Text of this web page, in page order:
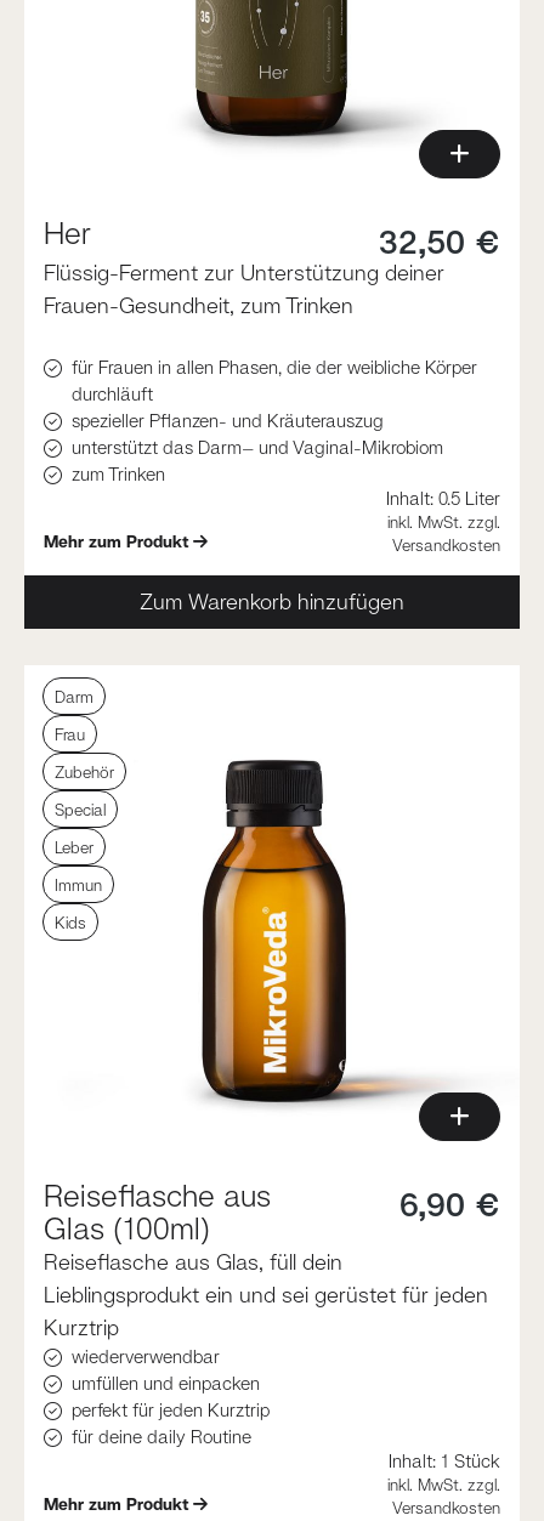
Her 32,50 €
Flüssig-Ferment zur Unterstützung deiner
Frauen-Gesundheit, zum Trinken
für Frauen in allen Phasen, die der weibliche Körper
durchläuft
spezieller Pflanzen- und Kräuterauszug
unterstützt das Darm– und Vaginal-Mikrobiom
zum Trinken
Mehr zum Produkt
Inhalt: 0.5 Liter
inkl. MwSt. zzgl.
Versandkosten
Zum Warenkorb hinzufügen
Darm
Frau
Zubehör
Special
Leber
Immun
Kids
Reiseflasche aus
Glas (100ml)
6,90 €
Reiseflasche aus Glas, füll dein
Lieblingsprodukt ein und sei gerüstet für jeden
Kurztrip
wiederverwendbar
umfüllen und einpacken
perfekt für jeden Kurztrip
für deine daily Routine
Mehr zum Produkt
Inhalt: 1 Stück
inkl. MwSt. zzgl.
Versandkosten